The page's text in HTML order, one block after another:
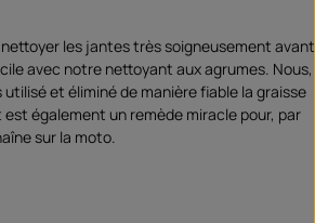
les jantes très soigneusement avant
avec notre nettoyant aux agrumes. Nous,
et éliminé de manière fiable la graisse
également un remède miracle pour, par
sur la moto.